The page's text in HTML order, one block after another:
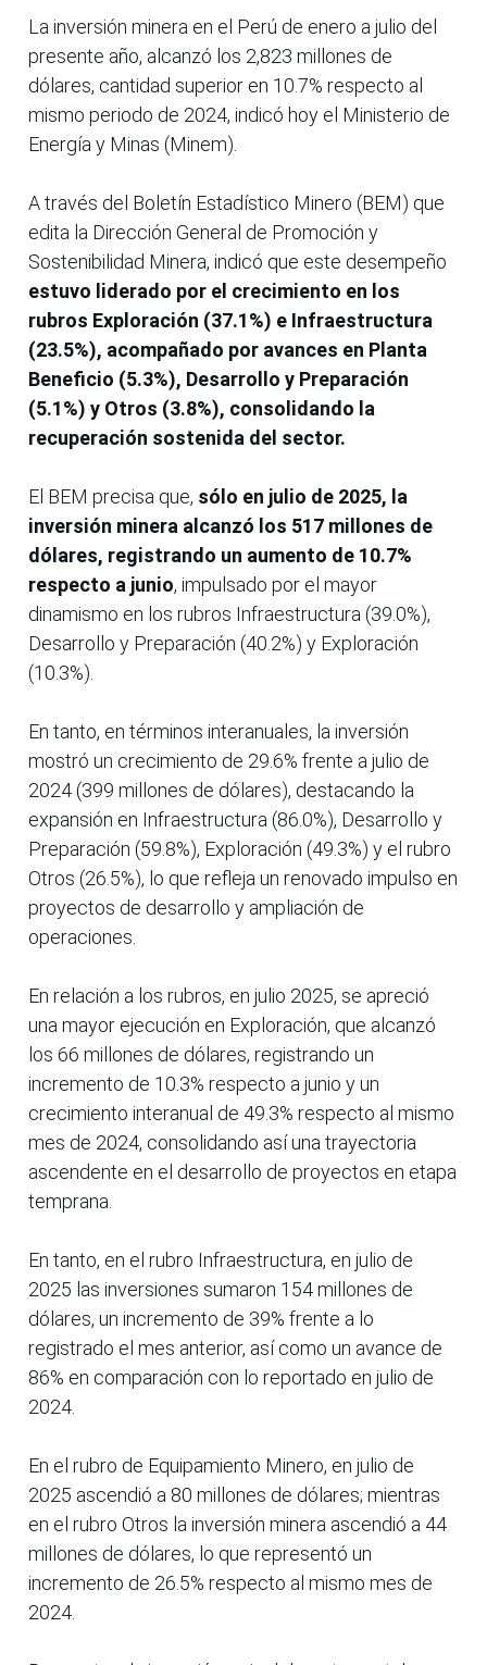
La inversión minera en el Perú de enero a julio del
presente año, alcanzó los 2,823 millones de
dólares, cantidad superior en 10.7% respecto al
mismo periodo de 2024, indicó hoy el Ministerio de
Energía y Minas (Minem).
A través del Boletín Estadístico Minero (BEM) que
edita la Dirección General de Promoción y
Sostenibilidad Minera, indicó que este desempeño
estuvo liderado por el crecimiento en los
rubros Exploración (37.1%) e Infraestructura
(23.5%), acompañado por avances en Planta
Beneficio (5.3%), Desarrollo y Preparación
(5.1%) y Otros (3.8%), consolidando la
recuperación sostenida del sector.
El BEM precisa que, sólo en julio de 2025, la
inversión minera alcanzó los 517 millones de
dólares, registrando un aumento de 10.7%
respecto a junio, impulsado por el mayor
dinamismo en los rubros Infraestructura (39.0%),
Desarrollo y Preparación (40.2%) y Exploración
(10.3%).
En tanto, en términos interanuales, la inversión
mostró un crecimiento de 29.6% frente a julio de
2024 (399 millones de dólares), destacando la
expansión en Infraestructura (86.0%), Desarrollo y
Preparación (59.8%), Exploración (49.3%) y el rubro
Otros (26.5%), lo que refleja un renovado impulso en
proyectos de desarrollo y ampliación de
operaciones.
En relación a los rubros, en julio 2025, se apreció
una mayor ejecución en Exploración, que alcanzó
los 66 millones de dólares, registrando un
incremento de 10.3% respecto a junio y un
crecimiento interanual de 49.3% respecto al mismo
mes de 2024, consolidando así una trayectoria
ascendente en el desarrollo de proyectos en etapa
temprana.
En tanto, en el rubro Infraestructura, en julio de
2025 las inversiones sumaron 154 millones de
dólares, un incremento de 39% frente a lo
registrado el mes anterior, así como un avance de
86% en comparación con lo reportado en julio de
2024.
En el rubro de Equipamiento Minero, en julio de
2025 ascendió a 80 millones de dólares; mientras
en el rubro Otros la inversión minera ascendió a 44
millones de dólares, lo que representó un
incremento de 26.5% respecto al mismo mes de
2024.